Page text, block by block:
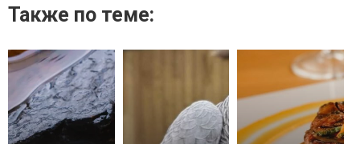
Также по теме: